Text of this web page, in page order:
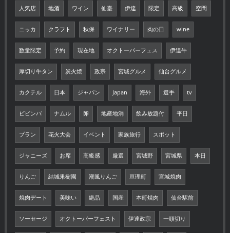
人気店 地酒 ワイン 仙臺 伊達 限定 高級 空間
ニッカ クラフト 秋保 ワイナリー 肉の日 wine
数量限定 予約 現在地 オクトーバーフェス 伊達牛
厚切り牛タン 炭火焼 政宗 宮城グルメ 仙台グルメ
カクテル 日本 ジャパン Japan 海外 選手 tv
ビビンバ ナムル 卵 地産地消 飲み放題付 平日
プラン 花火大会 イベント 家族旅行 スポット
ジャニーズ お席 高級感 厳選 宮城野 宮城県 本日
りんご 結城果樹園 潮風りんご 亘理町 宮城焼肉
焼肉デート 美味い 絶品 国産 本町焼肉 仙台駅前
ソーセージ オクトーバーフェスト 伊達政宗 一頭切り